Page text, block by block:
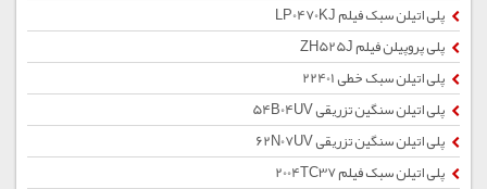
پلی اتیلن سبک فیلم LP0470KJ
پلی پروپیلن فیلم ZH525J
پلی اتیلن سبک خطی 22401
پلی اتیلن سنگین تزریقی 54B04UV
پلی اتیلن سنگین تزریقی 62N07UV
پلی اتیلن سبک فیلم 2004TC37